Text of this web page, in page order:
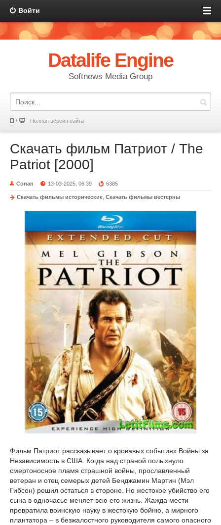
Войти
Datalife Engine
Softnews Media Group
Полная версия сайта
Скачать фильм Патриот / The
Patriot [2000]
Conan 13-03-2025, 06:39 6385
Скачать фильмы исторические Скачать фильмы вестерны
Фильм Патриот рассказывает о кровавых событиях Войны за
Независимость в США. Когда над страной полыхнуло
смертоносное пламя страшной войны, прославленный
ветеран и отец семерых детей Бенджамин Мартин (Мэл
Гибсон) решил остаться в стороне. Но жестокое убийство его
сына в одночасье меняет всю его жизнь. Жажда мести
превратила воинскую науку в жестокую бойню, а мирного
плантатора – в безжалостного руководителя самого опасного